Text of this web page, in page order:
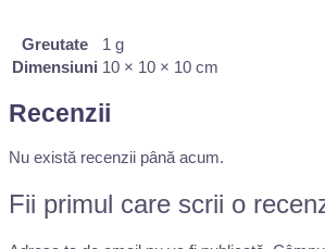
Greutate
1 g
Dimensiuni 10 × 10 × 10 cm
Recenzii
Nu există recenzii până acum.
Fii primul care scrii o